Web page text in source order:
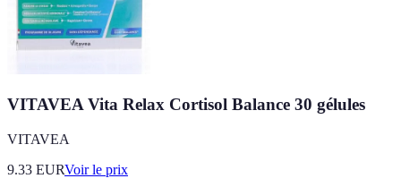
VITAVEA Vita Relax Cortisol Balance 30 gélules
VITAVEA
9.33 EURVoir le prix